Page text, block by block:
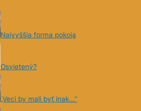
Najvyššia forma pokoja
Osvietený?
„Veci by mali byť inak…“